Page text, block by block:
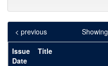
< previous
Issue
Date
Title